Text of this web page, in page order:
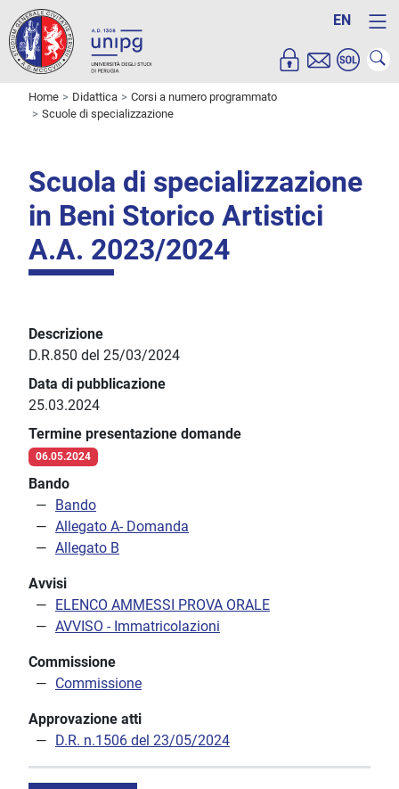
EN
Home Didattica
Corsi a numero programmato
Scuole di specializzazione
Scuola di specializzazione
in Beni Storico Artistici
A.A. 2023/2024
Descrizione
D.R.850 del 25/03/2024
Data di pubblicazione
25.03.2024
Termine presentazione domande
06.05.2024
Bando
Bando
Allegato A- Domanda
Allegato B
Avvisi
ELENCO AMMESSI PROVA ORALE
AVVISO - Immatricolazioni
Commissione
Commissione
Approvazione atti
D.R. n.1506 del 23/05/2024